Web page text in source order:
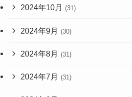
2024年10月 (31)
2024年9月 (30)
2024年8月 (31)
2024年7月 (31)